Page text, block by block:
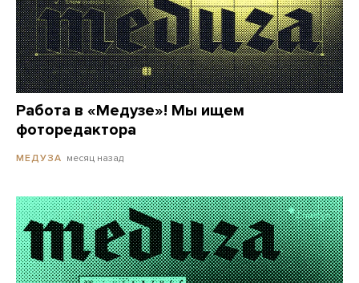
Работа в «Медузе»! Мы ищем
фоторедактора
МЕДУЗА месяц назад